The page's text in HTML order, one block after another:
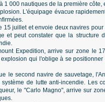
1 000 nautiques de la première
L'équipage évacue
15 juillet et envoie deux navires
et peut constater que la
Expedition, arrive sur zone le
qui l'oblige à se
le second navire de sauvetage,
de lutte anti-incendie. Les
le "Carlo Magno", arrive sur